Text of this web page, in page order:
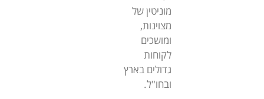
מוניטין של
מצוינות,
ומושכים
לקוחות
גדולים בארץ
ובחו"ל.